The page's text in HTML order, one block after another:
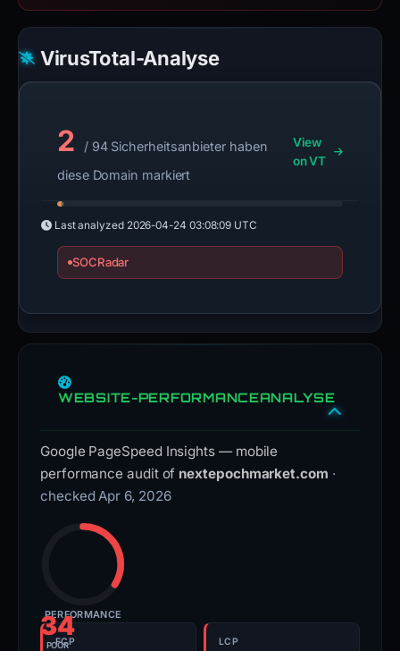
VirusTotal-Analyse
2
/ 94 Sicherheitsanbieter haben
diese Domain markiert
View
on VT
Last analyzed 2026-04-24 03:08:09 UTC
SOCRadar
WEBSITE-PERFORMANCEANALYSE
Google PageSpeed Insights — mobile
performance audit of nextepochmarket.com ·
checked Apr 6, 2026
34
POOR
PERFORMANCE
FCP LCP